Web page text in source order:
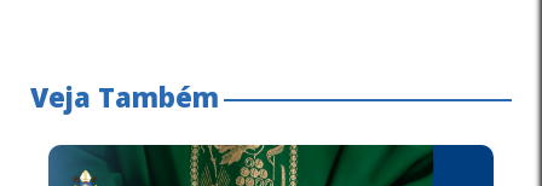
Veja Também